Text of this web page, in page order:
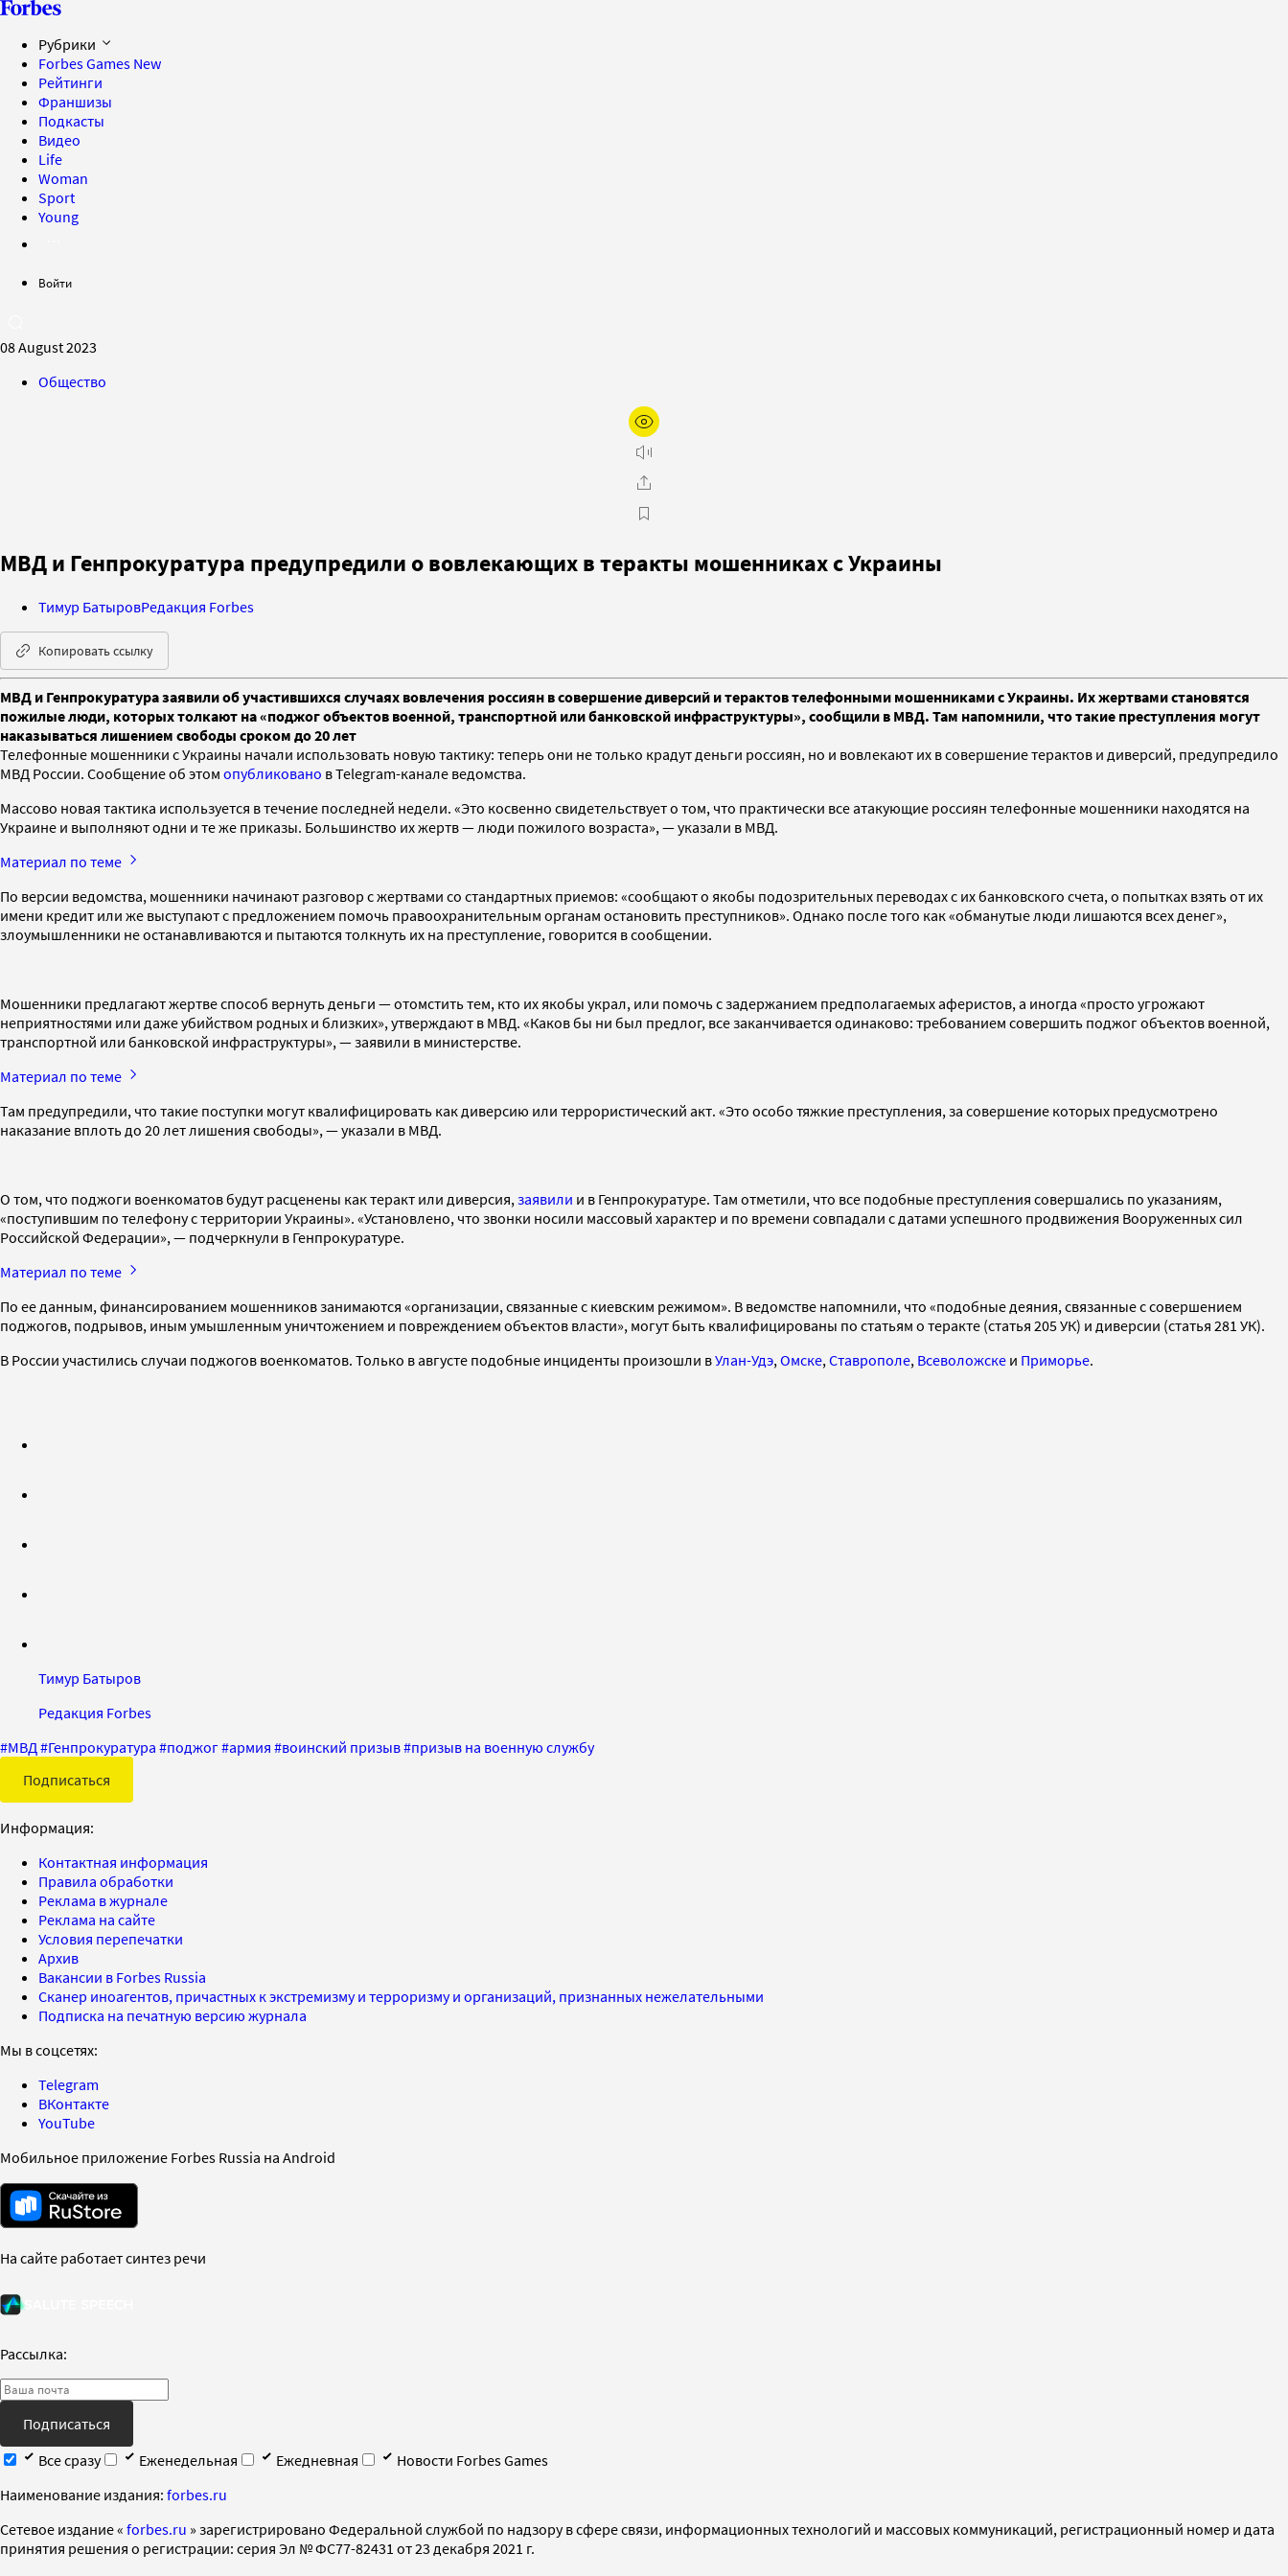
Рубрики
Forbes Games New
Рейтинги
Франшизы
Подкасты
Видео
Life
Woman
Sport
Young
Войти
08 August 2023
Общество
МВД и Генпрокуратура предупредили о вовлекающих в теракты мошенниках с Украины
Тимур БатыровРедакция Forbes
Копировать ссылку
МВД и Генпрокуратура заявили об участившихся случаях вовлечения россиян в совершение диверсий и терактов телефонными мошенниками с Украины. Их жертвами становятся
пожилые люди, которых толкают на «поджог объектов военной, транспортной или банковской инфраструктуры», сообщили в МВД. Там напомнили, что такие преступления могут
наказываться лишением свободы сроком до 20 лет
Телефонные мошенники с Украины начали использовать новую тактику: теперь они не только крадут деньги россиян, но и вовлекают их в совершение терактов и диверсий, предупредило
МВД России. Сообщение об этом опубликовано в Telegram-канале ведомства.
Массово новая тактика используется в течение последней недели. «Это косвенно свидетельствует о том, что практически все атакующие россиян телефонные мошенники находятся на
Украине и выполняют одни и те же приказы. Большинство их жертв — люди пожилого возраста», — указали в МВД.
Материал по теме
По версии ведомства, мошенники начинают разговор с жертвами со стандартных приемов: «сообщают о якобы подозрительных переводах с их банковского счета, о попытках взять от их
имени кредит или же выступают с предложением помочь правоохранительным органам остановить преступников». Однако после того как «обманутые люди лишаются всех денег»,
злоумышленники не останавливаются и пытаются толкнуть их на преступление, говорится в сообщении.
Мошенники предлагают жертве способ вернуть деньги — отомстить тем, кто их якобы украл, или помочь с задержанием предполагаемых аферистов, а иногда «просто угрожают
неприятностями или даже убийством родных и близких», утверждают в МВД. «Каков бы ни был предлог, все заканчивается одинаково: требованием совершить поджог объектов военной,
транспортной или банковской инфраструктуры», — заявили в министерстве.
Материал по теме
Там предупредили, что такие поступки могут квалифицировать как диверсию или террористический акт. «Это особо тяжкие преступления, за совершение которых предусмотрено
наказание вплоть до 20 лет лишения свободы», — указали в МВД.
О том, что поджоги военкоматов будут расценены как теракт или диверсия, заявили и в Генпрокуратуре. Там отметили, что все подобные преступления совершались по указаниям,
«поступившим по телефону с территории Украины». «Установлено, что звонки носили массовый характер и по времени совпадали с датами успешного продвижения Вооруженных сил
Российской Федерации», — подчеркнули в Генпрокуратуре.
Материал по теме
По ее данным, финансированием мошенников занимаются «организации, связанные с киевским режимом». В ведомстве напомнили, что «подобные деяния, связанные с совершением
поджогов, подрывов, иным умышленным уничтожением и повреждением объектов власти», могут быть квалифицированы по статьям о теракте (статья 205 УК) и диверсии (статья 281 УК).
В России участились случаи поджогов военкоматов. Только в августе подобные инциденты произошли вУлан-Удэ, Омске, Ставрополе, Всеволожске и Приморье.
Тимур Батыров
Редакция Forbes
#МВД #Генпрокуратура #поджог#армия #воинский призыв#призыв на военную службу
Подписаться
Информация:
Контактная информация
Правила обработки
Реклама в журнале
Реклама на сайте
Условия перепечатки
Архив
Вакансии в Forbes Russia
Сканер иноагентов, причастных к экстремизму и терроризму и организаций, признанных нежелательными
Подписка на печатную версию журнала
Мы в соцсетях:
Telegram
ВКонтакте
YouTube
Мобильное приложение Forbes Russia на Android
На сайте работает синтез речи
Рассылка:
Подписаться
Все сразу
Еженедельная Ежедневная
Новости Forbes Games
Наименование издания: forbes.ru
Cетевое издание « forbes.ru » зарегистрировано Федеральной службой по надзору в сфере связи, информационных технологий и массовых коммуникаций, регистрационный номер и дата
принятия решения о регистрации: серия Эл № ФС77-82431 от 23 декабря 2021 г.